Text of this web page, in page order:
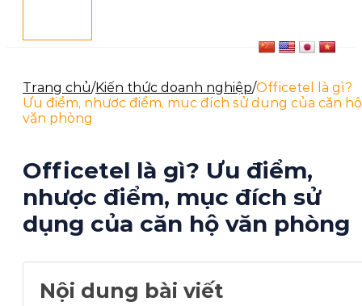
Trang chủ/Kiến thức doanh nghiệp/Officetel là gì?
Ưu điểm, nhược điểm, mục đích sử dụng của căn hộ
văn phòng
Officetel là gì? Ưu điểm,
nhược điểm, mục đích sử
dụng của căn hộ văn phòng
Nội dung bài viết